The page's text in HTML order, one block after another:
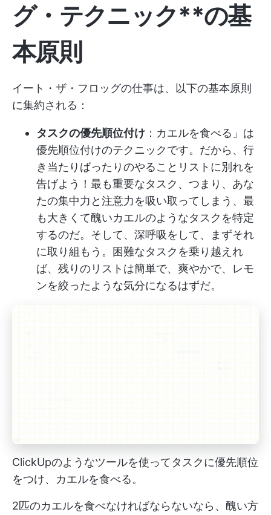
グ・テクニック**の基
本原則
イート・ザ・フロッグの仕事は、以下の基本原則
に集約される：
タスクの優先順位付け ：カエルを食べる」は
優先順位付けのテクニックです。だから、行
き当たりばったりのやることリストに別れを
告げよう！最も重要なタスク、つまり、あな
たの集中力と注意力を吸い取ってしまう、最
も大きくて醜いカエルのようなタスクを特定
するのだ。そして、深呼吸をして、まずそれ
に取り組もう。困難なタスクを乗り越えれ
ば、残りのリストは簡単で、爽やかで、レモ
ンを絞ったような気分になるはずだ。
ClickUpのようなツールを使ってタスクに優先順位
をつけ、カエルを食べる。
2匹のカエルを食べなければならないなら、醜い方